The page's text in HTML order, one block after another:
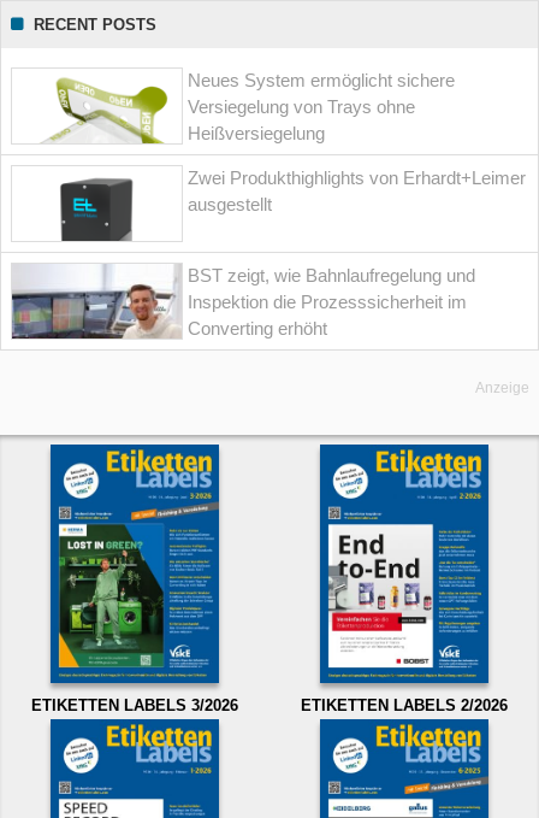
RECENT POSTS
Neues System ermöglicht sichere
Versiegelung von Trays ohne
Heißversiegelung
Zwei Produkthighlights von Erhardt+Leimer
ausgestellt
BST zeigt, wie Bahnlaufregelung und
Inspektion die Prozesssicherheit im
Converting erhöht
Anzeige
ETIKETTEN LABELS 3/2026 ETIKETTEN LABELS 2/2026